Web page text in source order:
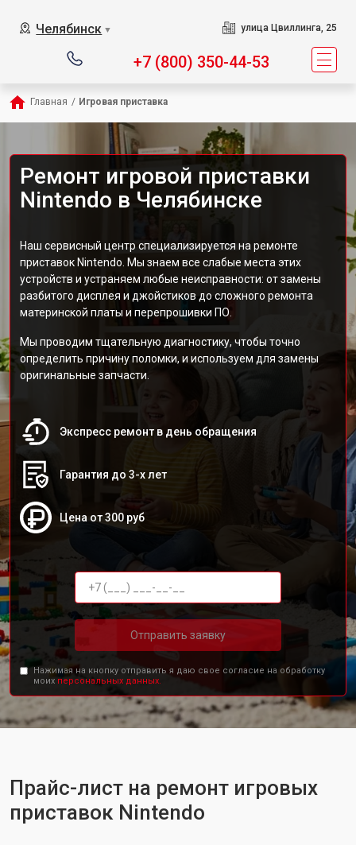
Челябинск ▼ улица Цвиллинга, 25
+7 (800) 350-44-53
Главная / Игровая приставка
Ремонт игровой приставки
Nintendo в Челябинске
Наш сервисный центр специализируется на ремонте
приставок Nintendo. Мы знаем все слабые места этих
устройств и устраняем любые неисправности: от замены
разбитого дисплея и джойстиков до сложного ремонта
материнской платы и перепрошивки ПО.
Мы проводим тщательную диагностику, чтобы точно
определить причину поломки, и используем для замены
оригинальные запчасти.
Экспресс ремонт в день обращения
Гарантия до 3-х лет
Цена от 300 руб
Отправить заявку
Нажимая на кнопку отправить я даю свое согласие на обработку
моих персональных данных.
Прайс-лист на ремонт игровых
приставок Nintendo